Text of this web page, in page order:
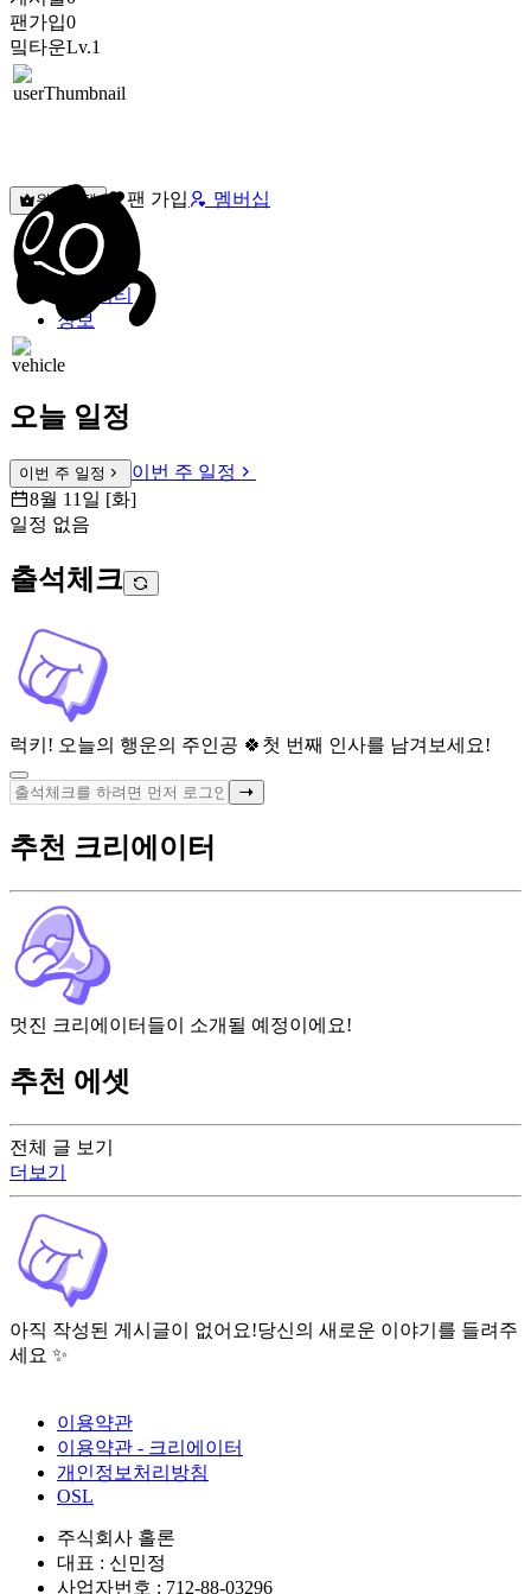
팬가입0
밐타운Lv.1
원픽선택 팬 가입 멤버십
밐타운
피드
커뮤니티
정보
오늘 일정
이번 주 일정
이번 주 일정
8월 11일 [화]
일정 없음
출석체크
럭키! 오늘의 행운의 주인공 🍀 첫 번째 인사를 남겨보세요!
전체 글 보기
더보기
아직 작성된 게시글이 없어요!당신의 새로운 이야기를 들려주
세요 ✨
추천 크리에이터
멋진 크리에이터들이 소개될 예정이에요!
추천 에셋
이용약관
이용약관 - 크리에이터
개인정보처리방침
OSL
주식회사 홀론
대표 : 신민정
사업자번호 : 712-88-03296